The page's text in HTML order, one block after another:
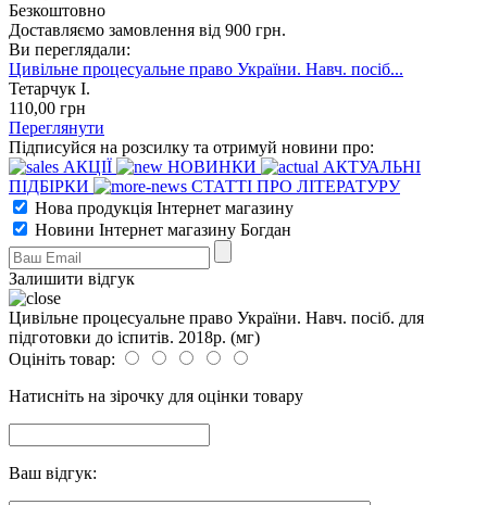
Безкоштовно
Доставляємо замовлення від 900 грн.
Ви переглядали:
Цивільне процесуальне право України. Навч. посіб...
Тетарчук І.
110,00 грн
Переглянути
Підписуйся на розсилку та отримуй новини про:
АКЦІЇ
НОВИНКИ
АКТУАЛЬНІ
ПІДБІРКИ
СТАТТІ ПРО ЛІТЕРАТУРУ
Нова продукція Інтернет магазину
Новини Інтернет магазину Богдан
Залишити відгук
Цивільне процесуальне право України. Навч. посіб. для
підготовки до іспитів. 2018р. (мг)
Оцініть товар:
Натисніть на зірочку для оцінки товару
Ваш відгук: